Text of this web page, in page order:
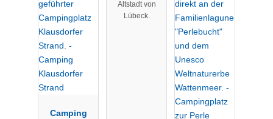
Camping
Altstadt von
Lübeck.